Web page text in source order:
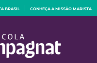
BRASIL CONHEÇA A MISSÃO MARISTA